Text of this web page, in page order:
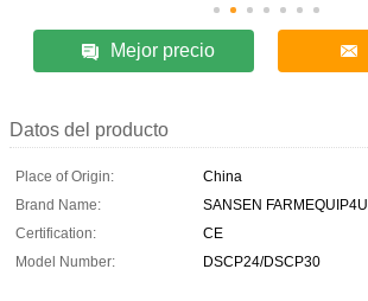
Mejor precio
Datos del producto
Place of Origin:
China
Brand Name:
SANSEN FARMEQUIP4U
Certification:
CE
Model Number:
DSCP24/DSCP30